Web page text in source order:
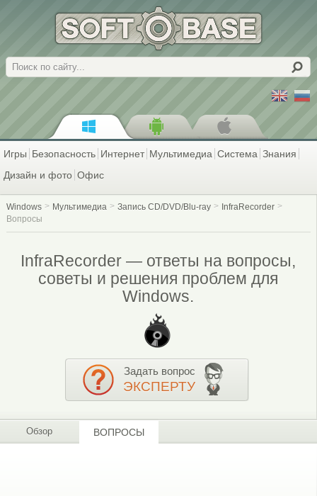
Поиск
Игры Безопасность Интернет Мультимедиа Система Знания
Дизайн и фото Офис
Windows Мультимедиа Запись CD/DVD/Blu-ray
InfraRecorder
Вопросы
InfraRecorder — ответы на вопросы,
советы и решения проблем для
Windows.
Задать вопрос
ЭКСПЕРТУ
Обзор ВОПРОСЫ